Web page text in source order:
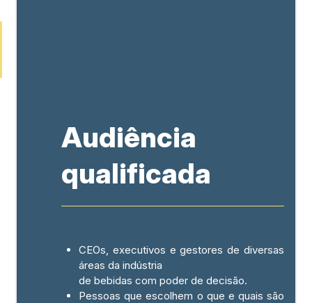
Audiência
qualificada
CEOs, executivos e gestores de diversas
áreas da indústria
de bebidas com poder de decisão.
Pessoas que escolhem o que e quais são